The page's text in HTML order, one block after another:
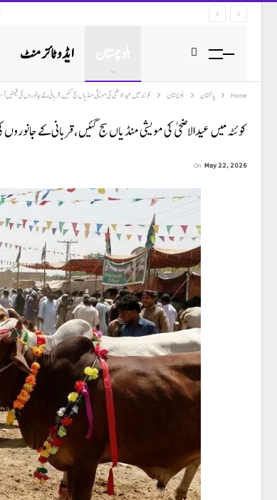
ایڈوٹائزمنٹ
Home پاکستان بلوچستان کوئٹہ میں عیدالاضحی کی مویشی منڈیاں سج گئیں، قربانی کے جانوروں کی قیمتیں
کوئٹہ میں عیدالاضحی کی مویشی منڈیاں سج گئیں، قربانی کے جانوروں
On May 22, 2026